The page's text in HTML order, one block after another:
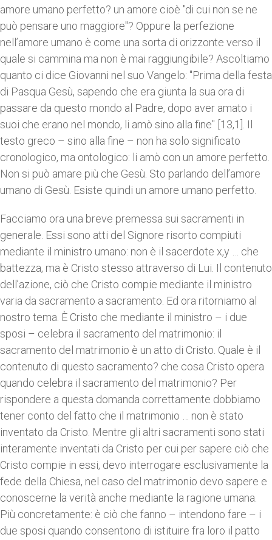
amore umano perfetto? un amore cioè "di cui non se ne
può pensare uno maggiore"? Oppure la perfezione
nell’amore umano è come una sorta di orizzonte verso il
quale si cammina ma non è mai raggiungibile? Ascoltiamo
quanto ci dice Giovanni nel suo Vangelo: "Prima della festa
di Pasqua Gesù, sapendo che era giunta la sua ora di
passare da questo mondo al Padre, dopo aver amato i
suoi che erano nel mondo, li amò sino alla fine" [13,1]. Il
testo greco – sino alla fine – non ha solo significato
cronologico, ma ontologico: li amò con un amore perfetto.
Non si può amare più che Gesù. Sto parlando dell’amore
umano di Gesù. Esiste quindi un amore umano perfetto.
Facciamo ora una breve premessa sui sacramenti in
generale. Essi sono atti del Signore risorto compiuti
mediante il ministro umano: non è il sacerdote x,y … che
battezza, ma è Cristo stesso attraverso di Lui. Il contenuto
dell’azione, ciò che Cristo compie mediante il ministro
varia da sacramento a sacramento. Ed ora ritorniamo al
nostro tema. È Cristo che mediante il ministro – i due
sposi – celebra il sacramento del matrimonio: il
sacramento del matrimonio è un atto di Cristo. Quale è il
contenuto di questo sacramento? che cosa Cristo opera
quando celebra il sacramento del matrimonio? Per
rispondere a questa domanda correttamente dobbiamo
tener conto del fatto che il matrimonio … non è stato
inventato da Cristo. Mentre gli altri sacramenti sono stati
interamente inventati da Cristo per cui per sapere ciò che
Cristo compie in essi, devo interrogare esclusivamente la
fede della Chiesa, nel caso del matrimonio devo sapere e
conoscerne la verità anche mediante la ragione umana.
Più concretamente: è ciò che fanno – intendono fare – i
due sposi quando consentono di istituire fra loro il patto